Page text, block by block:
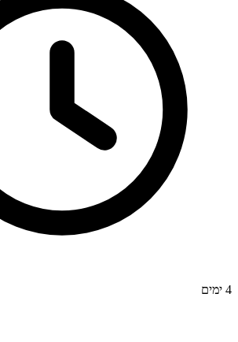
4 ימים